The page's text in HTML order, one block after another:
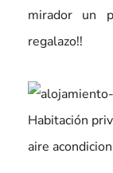
mirador un
regalazo!!
Habitación
aire